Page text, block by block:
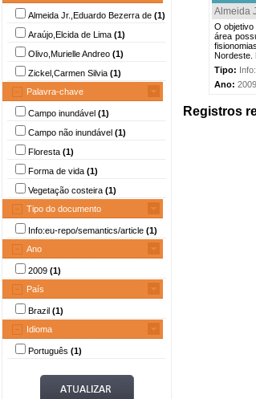
Almeida Jr.,Eduardo Bezerra de (1)
Araújo,Elcida de Lima (1)
Olivo,Murielle Andreo (1)
Zickel,Carmen Silvia (1)
Palavra-chave
Campo inundável (1)
Campo não inundável (1)
Floresta (1)
Forma de vida (1)
Vegetação costeira (1)
Tipo do documento
Info:eu-repo/semantics/article (1)
Ano
2009 (1)
País
Brazil (1)
Idioma
Português (1)
Almeida
O
área
Nordeste.
Tipo:
Ano: 2009
Registros